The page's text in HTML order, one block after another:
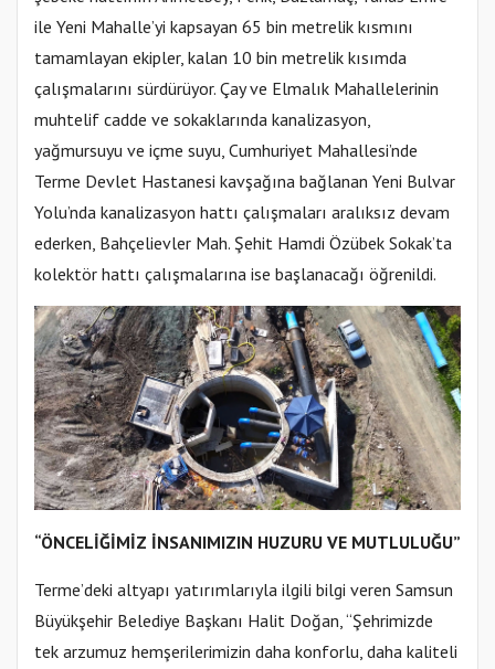
ile Yeni Mahalle’yi kapsayan 65 bin metrelik kısmını
tamamlayan ekipler, kalan 10 bin metrelik kısımda
çalışmalarını sürdürüyor. Çay ve Elmalık Mahallelerinin
muhtelif cadde ve sokaklarında kanalizasyon,
yağmursuyu ve içme suyu, Cumhuriyet Mahallesi’nde
Terme Devlet Hastanesi kavşağına bağlanan Yeni Bulvar
Yolu’nda kanalizasyon hattı çalışmaları aralıksız devam
ederken, Bahçelievler Mah. Şehit Hamdi Özübek Sokak’ta
kolektör hattı çalışmalarına ise başlanacağı öğrenildi.
“ÖNCELİĞİMİZ İNSANIMIZIN HUZURU VE MUTLULUĞU”
Terme’deki altyapı yatırımlarıyla ilgili bilgi veren Samsun
Büyükşehir Belediye Başkanı Halit Doğan, “Şehrimizde
tek arzumuz hemşerilerimizin daha konforlu, daha kaliteli